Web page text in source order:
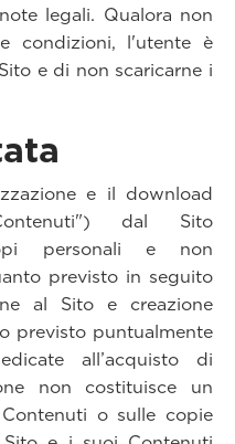
legali. Qualora non
condizioni, l'utente è
e di non scaricarne i
e il download
dal Sito
personali e non
previsto in seguito
al Sito e creazione
previsto puntualmente
all’acquisto di
non costituisce un
o sulle copie